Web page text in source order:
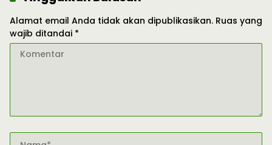
Alamat email Anda tidak akan dipublikasikan. Ruas yang
wajib ditandai *